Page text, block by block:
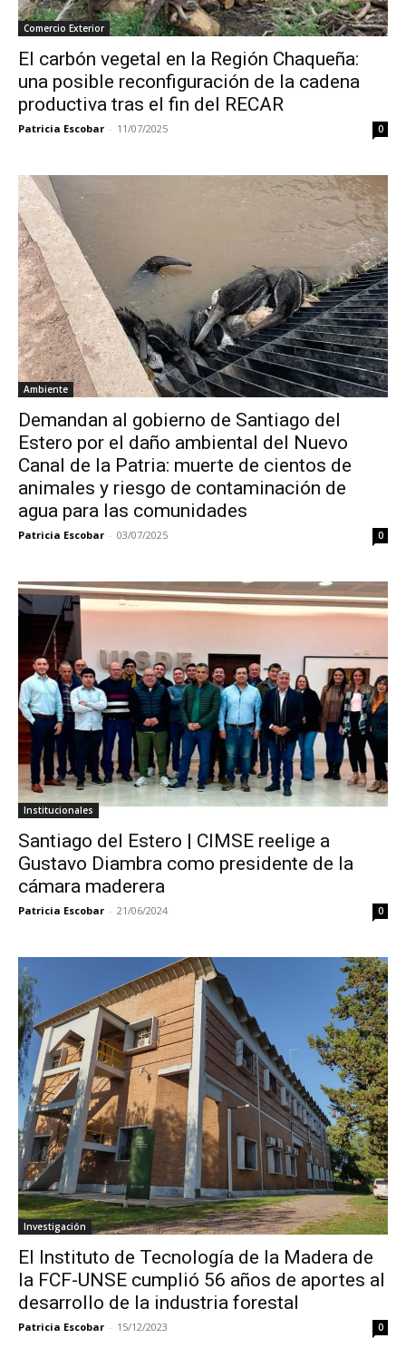
Comercio Exterior
El carbón vegetal en la Región Chaqueña:
una posible reconfiguración de la cadena
productiva tras el fin del RECAR
Patricia Escobar - 11/07/2025 0
Ambiente
Demandan al gobierno de Santiago del
Estero por el daño ambiental del Nuevo
Canal de la Patria: muerte de cientos de
animales y riesgo de contaminación de
agua para las comunidades
Patricia Escobar - 03/07/2025 0
Institucionales
Santiago del Estero | CIMSE reelige a
Gustavo Diambra como presidente de la
cámara maderera
Patricia Escobar - 21/06/2024 0
Investigación
El Instituto de Tecnología de la Madera de
la FCF-UNSE cumplió 56 años de aportes al
desarrollo de la industria forestal
Patricia Escobar - 15/12/2023 0